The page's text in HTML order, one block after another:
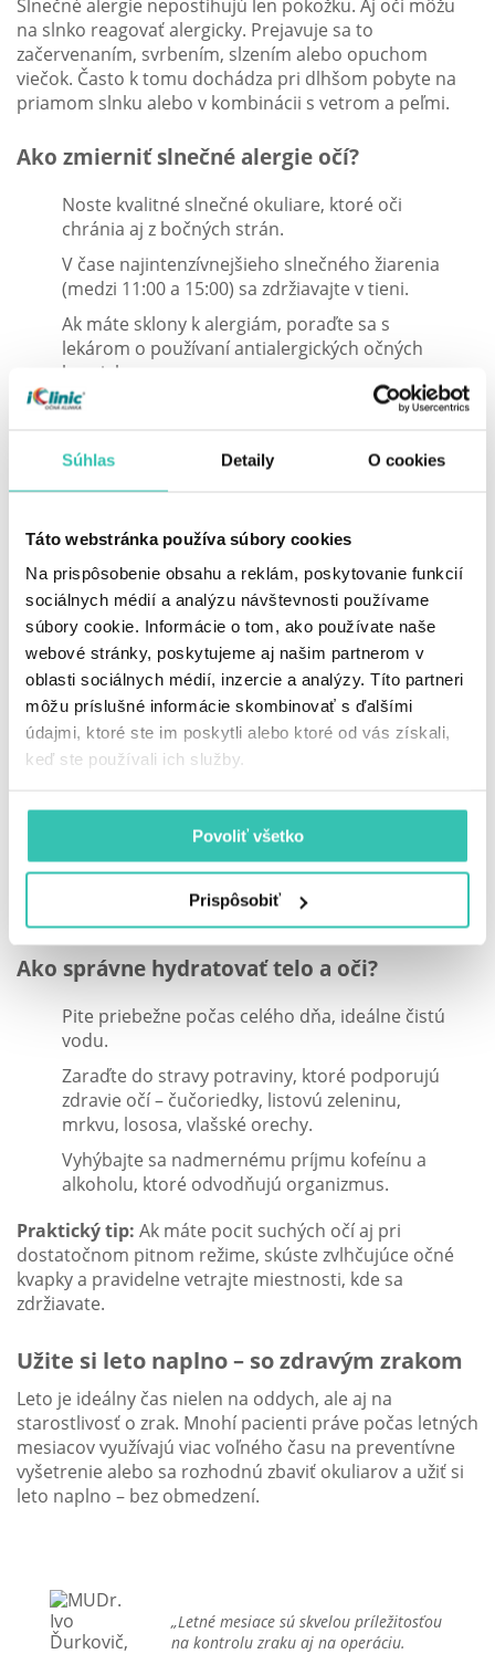
Súhlas Detaily O cookies
Táto webstránka používa súbory cookies
Na prispôsobenie obsahu a reklám, poskytovanie funkcií
sociálnych médií a analýzu návštevnosti používame
súbory cookie. Informácie o tom, ako používate naše
webové stránky, poskytujeme aj našim partnerom v
oblasti sociálnych médií, inzercie a analýzy. Títo partneri
môžu príslušné informácie skombinovať s ďalšími
údajmi, ktoré ste im poskytli alebo ktoré od vás získali,
keď ste používali ich služby.
Povoliť všetko
Prispôsobiť
Slnečné alergie nepostihujú len pokožku. Aj oči môžu
na slnko reagovať alergicky. Prejavuje sa to
začervenaním, svrbením, slzením alebo opuchom
viečok. Často k tomu dochádza pri dlhšom pobyte na
priamom slnku alebo v kombinácii s vetrom a peľmi.
Ako zmierniť slnečné alergie očí?
Noste kvalitné slnečné okuliare, ktoré oči
chránia aj z bočných strán.
V čase najintenzívnejšieho slnečného žiarenia
(medzi 11:00 a 15:00) sa zdržiavajte v tieni.
Ak máte sklony k alergiám, poraďte sa s
lekárom o používaní antialergických očných
kvapiek.
Pri miernych príznakoch pomôžu aj
Hydratácia – záchrana pre vaše oči v
horúčavách
V lete naše telo stráca viac tekutín, a to ovplyvňuje aj
kvalitu slzného filmu. Ak pijeme málo, oči môžu byť
suché, podráždené a častejšie slzia.
„Veľa ľudí si ani neuvedomuje, že pocit
suchých očí môže byť priamo spojený s
piť viac vody a problém sa často
výrazne zmierni,“ odporúča MUDr.
Ďurkovič.
Ako správne hydratovať telo a oči?
Pite priebežne počas celého dňa, ideálne čistú
vodu.
Zaraďte do stravy potraviny, ktoré podporujú
zdravie očí – čučoriedky, listovú zeleninu,
mrkvu, lososa, vlašské orechy.
Vyhýbajte sa nadmernému príjmu kofeínu a
alkoholu, ktoré odvodňujú organizmus.
Praktický tip: Ak máte pocit suchých očí aj pri
dostatočnom pitnom režime, skúste zvlhčujúce očné
kvapky a pravidelne vetrajte miestnosti, kde sa
zdržiavate.
Užite si leto naplno – so zdravým zrakom
Leto je ideálny čas nielen na oddych, ale aj na
starostlivosť o zrak. Mnohí pacienti práve počas letných
mesiacov využívajú viac voľného času na preventívne
vyšetrenie alebo sa rozhodnú zbaviť okuliarov a užiť si
leto naplno – bez obmedzení.
„Letné mesiace sú skvelou príležitosťou
na kontrolu zraku aj na operáciu.